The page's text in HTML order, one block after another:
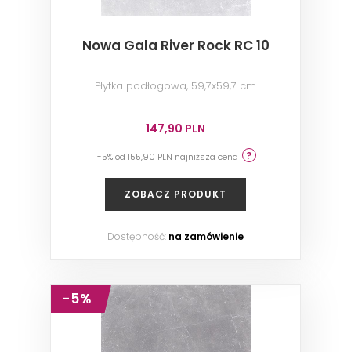
Nowa Gala River Rock RC 10
Płytka podłogowa, 59,7x59,7 cm
147,90 PLN
-5% od 155,90 PLN najniższa cena
ZOBACZ PRODUKT
Dostępność: na zamówienie
-5%